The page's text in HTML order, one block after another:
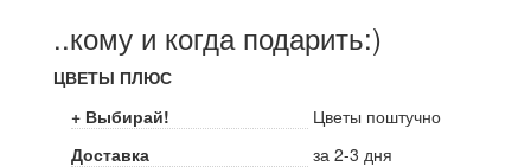
..кому и когда подарить:)
ЦВЕТЫ ПЛЮС
+ Выбирай!
Цветы поштучно
Доставка
за 2-3 дня